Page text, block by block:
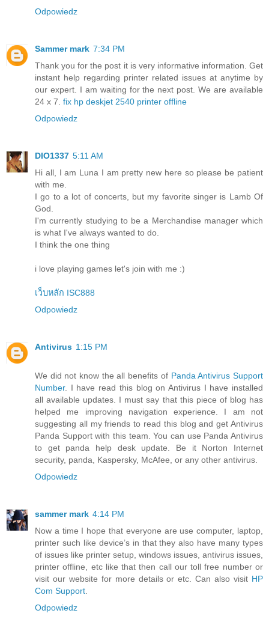
Odpowiedz
Sammer mark 7:34 PM
Thank you for the post it is very informative information. Get
instant help regarding printer related issues at anytime by
our expert. I am waiting for the next post. We are available
24 x 7. fix hp deskjet 2540 printer offline
Odpowiedz
DIO1337 5:11 AM
Hi all, I am Luna I am pretty new here so please be patient
with me.
I go to a lot of concerts, but my favorite singer is Lamb Of
God.
I'm currently studying to be a Merchandise manager which
is what I've always wanted to do.
I think the one thing
i love playing games let's join with me :)
เว็บหลัก ISC888
Odpowiedz
Antivirus 1:15 PM
We did not know the all benefits of Panda Antivirus Support
Number. I have read this blog on Antivirus I have installed
all available updates. I must say that this piece of blog has
helped me improving navigation experience. I am not
suggesting all my friends to read this blog and get Antivirus
Panda Support with this team. You can use Panda Antivirus
to get panda help desk update. Be it Norton Internet
security, panda, Kaspersky, McAfee, or any other antivirus.
Odpowiedz
sammer mark 4:14 PM
Now a time I hope that everyone are use computer, laptop,
printer such like device’s in that they also have many types
of issues like printer setup, windows issues, antivirus issues,
printer offline, etc like that then call our toll free number or
visit our website for more details or etc. Can also visit HP
Com Support
Odpowiedz